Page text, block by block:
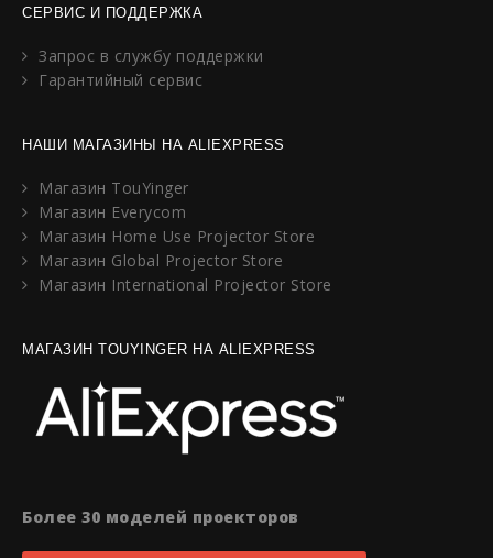
СЕРВИС И ПОДДЕРЖКА
Запрос в службу поддержки
Гарантийный сервис
НАШИ МАГАЗИНЫ НА ALIEXPRESS
Магазин TouYinger
Магазин Everycom
Магазин Home Use Projector Store
Магазин Global Projector Store
Магазин International Projector Store
МАГАЗИН TOUYINGER НА ALIEXPRESS
Более 30 моделей проекторов